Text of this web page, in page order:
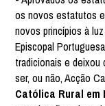
os novos estatutos
novos princípios à
Episcopal
tradicionais e
ser, ou não, Acção
Católica Rural em